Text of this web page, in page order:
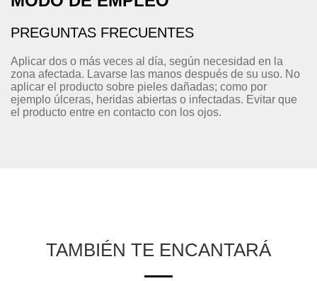
PREGUNTAS FRECUENTES
Aplicar dos o más veces al día, según necesidad en la
zona afectada. Lavarse las manos después de su uso. No
aplicar el producto sobre pieles dañadas; como por
ejemplo úlceras, heridas abiertas o infectadas. Evitar que
el producto entre en contacto con los ojos.
TAMBIÉN TE ENCANTARÁ